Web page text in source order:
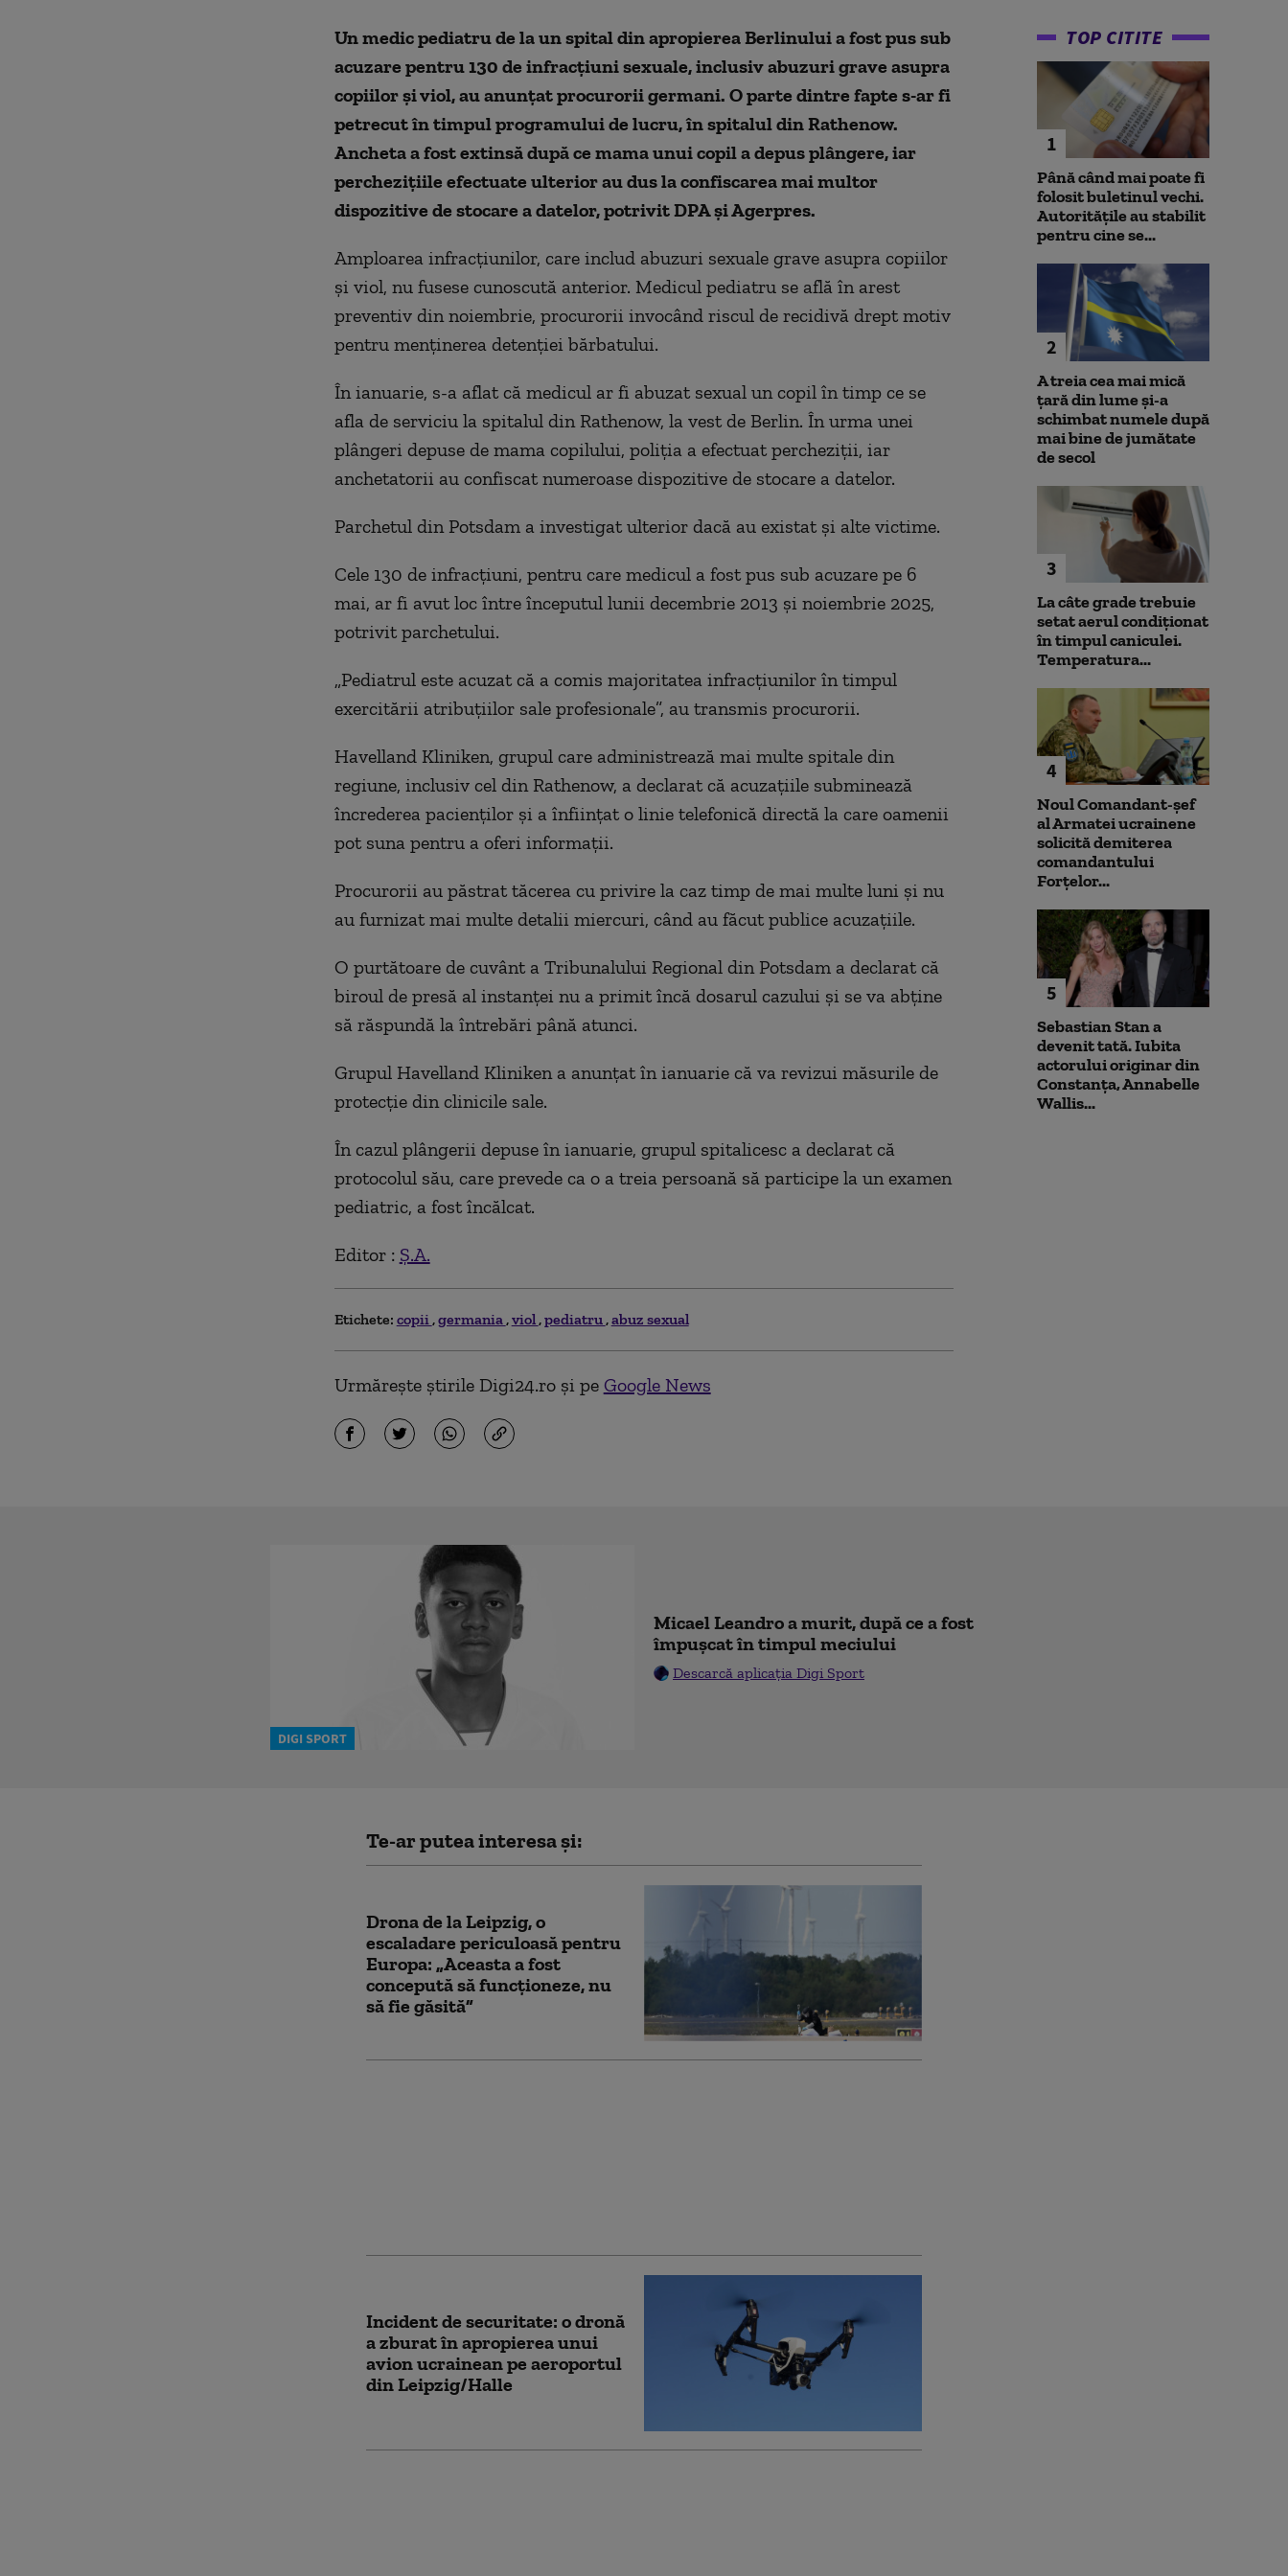
Un medic pediatru de la un spital din apropierea Berlinului a fost pus sub
acuzare pentru 130 de infracţiuni sexuale, inclusiv abuzuri grave asupra
copiilor şi viol, au anunţat procurorii germani. O parte dintre fapte s-ar fi
petrecut în timpul programului de lucru, în spitalul din Rathenow.
Ancheta a fost extinsă după ce mama unui copil a depus plângere, iar
percheziţiile efectuate ulterior au dus la confiscarea mai multor
dispozitive de stocare a datelor, potrivit DPA și Agerpres.
Amploarea infracţiunilor, care includ abuzuri sexuale grave asupra copiilor
şi viol, nu fusese cunoscută anterior. Medicul pediatru se află în arest
preventiv din noiembrie, procurorii invocând riscul de recidivă drept motiv
pentru menţinerea detenţiei bărbatului.
În ianuarie, s-a aflat că medicul ar fi abuzat sexual un copil în timp ce se
afla de serviciu la spitalul din Rathenow, la vest de Berlin. În urma unei
plângeri depuse de mama copilului, poliţia a efectuat percheziţii, iar
anchetatorii au confiscat numeroase dispozitive de stocare a datelor.
Parchetul din Potsdam a investigat ulterior dacă au existat şi alte victime.
Cele 130 de infracţiuni, pentru care medicul a fost pus sub acuzare pe 6
mai, ar fi avut loc între începutul lunii decembrie 2013 şi noiembrie 2025,
potrivit parchetului.
„Pediatrul este acuzat că a comis majoritatea infracţiunilor în timpul
exercitării atribuţiilor sale profesionale”, au transmis procurorii.
Havelland Kliniken, grupul care administrează mai multe spitale din
regiune, inclusiv cel din Rathenow, a declarat că acuzaţiile subminează
încrederea pacienţilor şi a înfiinţat o linie telefonică directă la care oamenii
pot suna pentru a oferi informaţii.
Procurorii au păstrat tăcerea cu privire la caz timp de mai multe luni şi nu
au furnizat mai multe detalii miercuri, când au făcut publice acuzaţiile.
O purtătoare de cuvânt a Tribunalului Regional din Potsdam a declarat că
biroul de presă al instanţei nu a primit încă dosarul cazului şi se va abţine
să răspundă la întrebări până atunci.
Grupul Havelland Kliniken a anunţat în ianuarie că va revizui măsurile de
protecţie din clinicile sale.
În cazul plângerii depuse în ianuarie, grupul spitalicesc a declarat că
protocolul său, care prevede ca o a treia persoană să participe la un examen
pediatric, a fost încălcat.
Editor : Ș.A.
Etichete: copii germania viol pediatru abuz sexual
Urmărește știrile Digi24.ro și pe Google News
TOP CITITE
1
Până când mai poate fi
folosit buletinul vechi.
Autoritățile au stabilit
pentru cine se...
2
A treia cea mai mică
țară din lume și-a
schimbat numele după
mai bine de jumătate
de secol
3
La câte grade trebuie
setat aerul condiționat
în timpul caniculei.
Temperatura...
4
Noul Comandant-șef
al Armatei ucrainene
solicită demiterea
comandantului
Forțelor...
5
Sebastian Stan a
devenit tată. Iubita
actorului originar din
Constanța, Annabelle
Wallis...
DIGI SPORT
Micael Leandro a murit, după ce a fost
împușcat în timpul meciului
Descarcă aplicația Digi Sport
Te-ar putea interesa și:
Drona de la Leipzig, o
escaladare periculoasă pentru
Europa: „Aceasta a fost
concepută să funcționeze, nu
să fie găsită”
Incident de securitate: o dronă
a zburat în apropierea unui
avion ucrainean pe aeroportul
din Leipzig/Halle